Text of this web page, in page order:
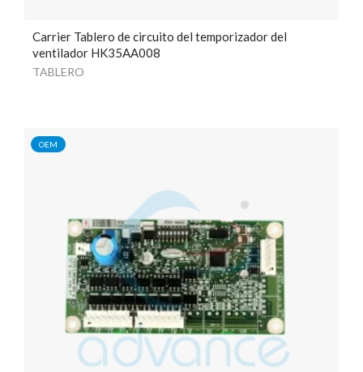
Carrier Tablero de circuito del temporizador del
ventilador HK35AA008
TABLERO
OEM